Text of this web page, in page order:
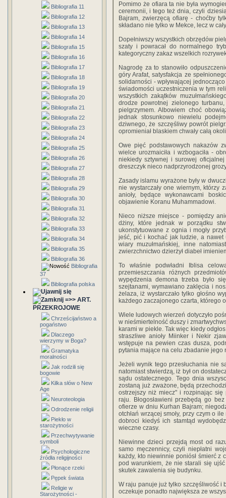
Bibliografia 11
Bibliografia 12
Bibliografia 13
Bibliografia 14
Bibliografia 15
Bibliografia 16
Bibliografia 17
Bibliografia 18
Bibliografia 19
Bibliografia 20
Bibliografia 21
Bibliografia 22
Bibliografia 23
Bibliografia 24
Bibliografia 25
Bibliografia 26
Bibliografia 27
Bibliografia 28
Bibliografia 29
Bibliografia 30
Bibliografia 31
Bibliografia 32
Bibliografia 33
Bibliografia 34
Bibliografia 35
Bibliografia 36
Bibliografia
37
Bibliografia polska
=>> ART.
PRZEKROJOWE
Chrześcijaństwo a
pogaństwo
Dlaczego
wierzymy w Boga?
Gramatyka
moralności
Jak rodzili się
bogowie
Kilka słów o New
Age
Neuroteologia
Odrodzenie religii
Piekło w
starożytności
Przechwytywanie
symboli
Psychologiczne
źródła religijności
Płonące rzeki
Pępek świata
Religie w
Starożytności -
Pomimo że ofiara ta nie była
ceremonii, i tego też dnia, czyli
Bajram, zwierzęcą ofiarę - choćby
składano nie tylko w Mekce, lecz w
Dopełniwszy wszystkich obrzędów
szaty i powracał do normalnego
kategoryczny zakaz wszelkich
Nagrodę za to stanowiło
góry Arafat, satysfakcja ze
solidarności - wpływającej
świadomości uczestniczenia w tym
wszystkich zakątków
drodze powrotnej zielonego
pielgrzymem. Albowiem choć
jednak stosunkowo niewielu
dziwnego, że szczęśliwy powrót
opromieniał blaskiem chwały całą
Owe pięć podstawowych nakazów
wielce urozmaiciła i wzbogaciła -
niekiedy sztywnej i surowej
dreszczyk nieco nadprzyrodzonej
Zasady islamu wyrażone były w
nie wystarczały one wiernym, którzy
anioły, będące wykonawcami
objawienie Koranu Muhammadowi.
Nieco niższe miejsce - pomiędzy
dżiny, które jednak w porządku
ukonstytuowane z ognia i mogły
jeść, pić i kochać jak ludzie, a nawet
wiary muzułmańskiej, inne
zwierzchnictwo dzierżył diabeł
To właśnie podwładni Iblisa
przemieszczania różnych
wypędzenia demona trzeba było
szejtanami, wymawiano zaklęcia i
żelaza, iż wystarczało tylko głośno
każdego zaczajonego czarta, którego
Wiele ludowych wierzeń dotyczyło
w nieśmiertelność duszy i
karami w piekle. Tak więc kiedy
straszliwe anioły Miinker i Nekir
wstępuje na pewien czas dusza,
pytania mające na celu zbadanie jego
Jeżeli wynik tego przesłuchania nie
natomiast stwierdzą, iż był on
sądu ostatecznego. Tego dnia
zostaną już zważone, będą
ostrzejszy niż miecz" i rozpinając się
raju. Błogosławieni przebędą go
ofierze w dniu Kurhan Bajram;
otchłań wrzącej smoły, przy czym o
dobroci kiedyś ich stamtąd
wieczne czasy.
Niewinne dzieci przejdą most od
samo męczennicy, czyli niepłatni
każdy, kto niewinnie poniósł śmierć
pod warunkiem, że nie starali się
skutek zawalenia się budynku.
W raju panuje już tylko szczęśliwość i
oczekuje ponadto największa ze